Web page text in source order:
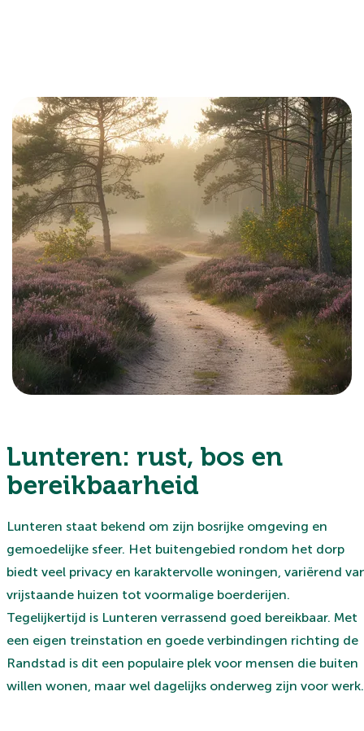
Lunteren: rust, bos en
bereikbaarheid
Lunteren staat bekend om zijn bosrijke omgeving en
gemoedelijke sfeer. Het buitengebied rondom het dorp
biedt veel privacy en karaktervolle woningen, variërend
vrijstaande huizen tot voormalige boerderijen.
Tegelijkertijd is Lunteren verrassend goed bereikbaar. Met
een eigen treinstation en goede verbindingen richting de
Randstad is dit een populaire plek voor mensen die buiten
willen wonen, maar wel dagelijks onderweg zijn voor werk.